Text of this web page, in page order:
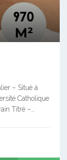
– Situé à
Catholique
Titré –…